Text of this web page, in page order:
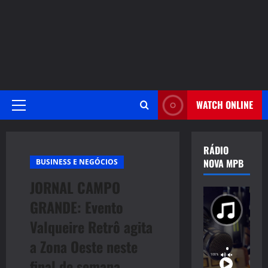
Primary
WATCH ONLINE
BUSINESS E NEGÓCIOS
JORNAL CAMPO
GRANDE: Evento
Valqueire Retrô agita
a Zona Oeste neste
RÁDIO
NOVA MPB